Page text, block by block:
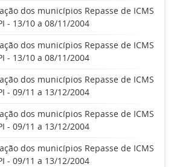
dos municípios Repasse de ICMS
- 13/10 a 08/11/2004
dos municípios Repasse de ICMS
- 13/10 a 08/11/2004
dos municípios Repasse de ICMS
- 09/11 a 13/12/2004
dos municípios Repasse de ICMS
- 09/11 a 13/12/2004
dos municípios Repasse de ICMS
- 09/11 a 13/12/2004